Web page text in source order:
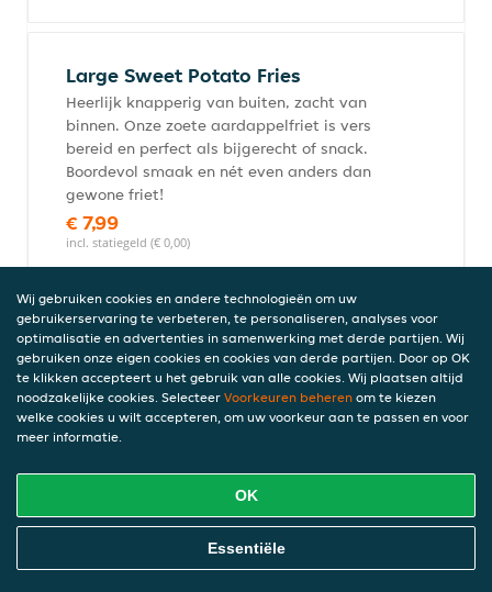
Large Sweet Potato Fries
Heerlijk knapperig van buiten, zacht van
binnen. Onze zoete aardappelfriet is vers
bereid en perfect als bijgerecht of snack.
Boordevol smaak en nét even anders dan
gewone friet!
€ 7,99
incl. statiegeld (€ 0,00)
Small Sweet Potato Fries
Heerlijk knapperig van buiten, zacht van
binnen. Onze zoete aardappelfriet is vers
bereid en perfect als bijgerecht of snack.
Boordevol smaak en nét even anders dan
€ 6,25
Online Eten Bestellen
Wij gebruiken cookies en andere technologieën om uw
gebruikerservaring te verbeteren, te personaliseren, analyses voor
optimalisatie en advertenties in samenwerking met derde partijen. Wij
gebruiken onze eigen cookies en cookies van derde partijen. Door op OK
te klikken accepteert u het gebruik van alle cookies. Wij plaatsen altijd
noodzakelijke cookies. Selecteer Voorkeuren beheren om te kiezen
welke cookies u wilt accepteren, om uw voorkeur aan te passen en voor
meer informatie.
OK
Essentiële